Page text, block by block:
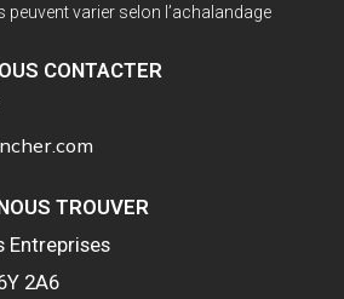
peuvent varier selon l’achalandage
CONTACTER
TROUVER
Entreprises
2A6